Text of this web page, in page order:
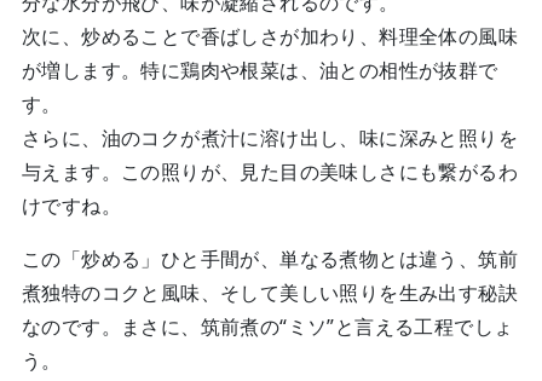
次に、炒めることで香ばしさが加わり、料理全体の風味
が増します。特に鶏肉や根菜は、油との相性が抜群で
す。
さらに、油のコクが煮汁に溶け出し、味に深みと照りを
与えます。この照りが、見た目の美味しさにも繋がるわ
けですね。
この「炒める」ひと手間が、単なる煮物とは違う、筑前
煮独特のコクと風味、そして美しい照りを生み出す秘訣
なのです。まさに、筑前煮の“ミソ”と言える工程でしょ
う。